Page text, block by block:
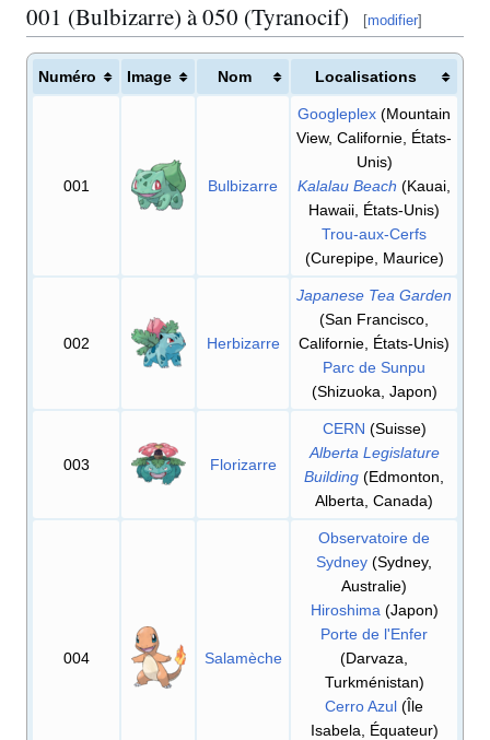
001 (Bulbizarre) à 050 (Tyranocif) [modifier]
Numéro Image Nom Localisations
001 Bulbizarre
Googleplex (Mountain
View, Californie, États-
Unis)
Kalalau Beach (Kauai,
Hawaii, États-Unis)
Trou-aux-Cerfs
(Curepipe, Maurice)
002 Herbizarre
Japanese Tea Garden
(San Francisco,
Californie, États-Unis)
Parc de Sunpu
(Shizuoka, Japon)
003 Florizarre
CERN (Suisse)
Alberta Legislature
Building (Edmonton,
Alberta, Canada)
004 Salamèche
Observatoire de
Sydney (Sydney,
Australie)
Hiroshima (Japon)
Porte de l'Enfer
(Darvaza,
Turkménistan)
Cerro Azul (Île
Isabela, Équateur)